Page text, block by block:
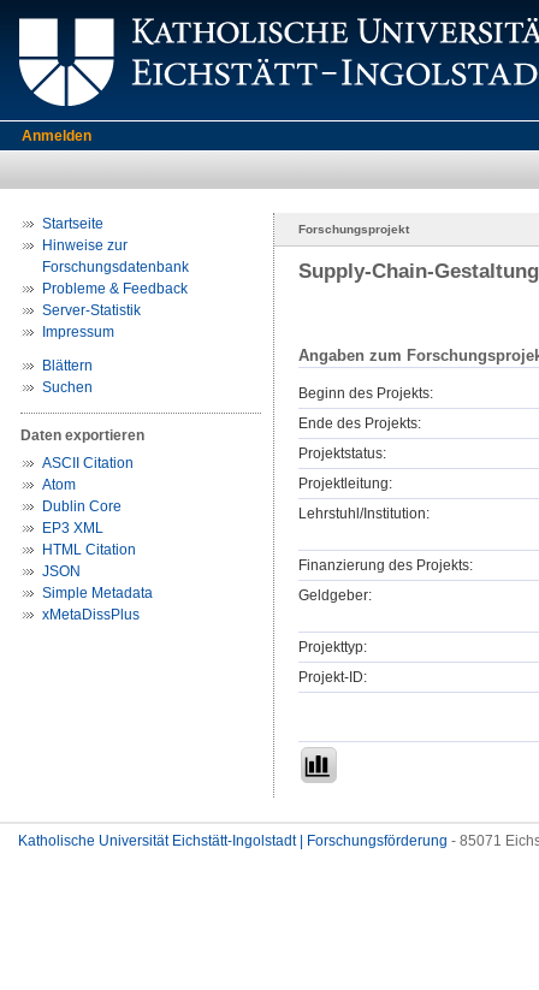
Anmelden
Startseite
Hinweise zur
Forschungsdatenbank
Probleme & Feedback
Server-Statistik
Impressum
Blättern
Suchen
Daten exportieren
ASCII Citation
Atom
Dublin Core
EP3 XML
HTML Citation
JSON
Simple Metadata
xMetaDissPlus
Forschungsprojekt
Supply-Chain-
Angaben zum
Beginn des Projekts:
Ende des Projekts:
Projektstatus:
Projektleitung:
Lehrstuhl/Institution:
Finanzierung des Projekts:
Geldgeber:
Projekttyp:
Projekt-ID:
Katholische Universität Eichstätt-Ingolstadt | Forschungsförderung - 85071